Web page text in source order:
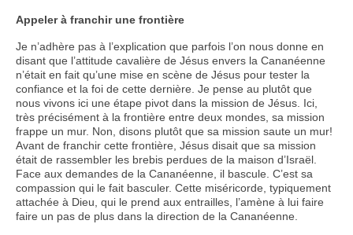
Appeler à franchir une frontière
Je n’adhère pas à l’explication que parfois l’on nous donne en
disant que l’attitude cavalière de Jésus envers la Cananéenne
n’était en fait qu’une mise en scène de Jésus pour tester la
confiance et la foi de cette dernière. Je pense au plutôt que
nous vivons ici une étape pivot dans la mission de Jésus. Ici,
très précisément à la frontière entre deux mondes, sa mission
frappe un mur. Non, disons plutôt que sa mission saute un mur!
Avant de franchir cette frontière, Jésus disait que sa mission
était de rassembler les brebis perdues de la maison d’Israël.
Face aux demandes de la Cananéenne, il bascule. C’est sa
compassion qui le fait basculer. Cette miséricorde, typiquement
attachée à Dieu, qui le prend aux entrailles, l’amène à lui faire
faire un pas de plus dans la direction de la Cananéenne.